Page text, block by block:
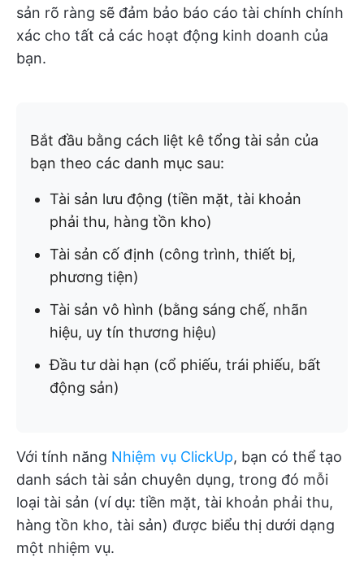
sản rõ ràng sẽ đảm bảo báo cáo tài chính chính
xác cho tất cả các hoạt động kinh doanh của
bạn.
Bắt đầu bằng cách liệt kê tổng tài sản của
bạn theo các danh mục sau:
Tài sản lưu động (tiền mặt, tài khoản
phải thu, hàng tồn kho)
Tài sản cố định (công trình, thiết bị,
phương tiện)
Tài sản vô hình (bằng sáng chế, nhãn
hiệu, uy tín thương hiệu)
Đầu tư dài hạn (cổ phiếu, trái phiếu, bất
động sản)
Với tính năng Nhiệm vụ ClickUp, bạn có thể tạo
danh sách tài sản chuyên dụng, trong đó mỗi
loại tài sản (ví dụ: tiền mặt, tài khoản phải thu,
hàng tồn kho, tài sản) được biểu thị dưới dạng
một nhiệm vụ.